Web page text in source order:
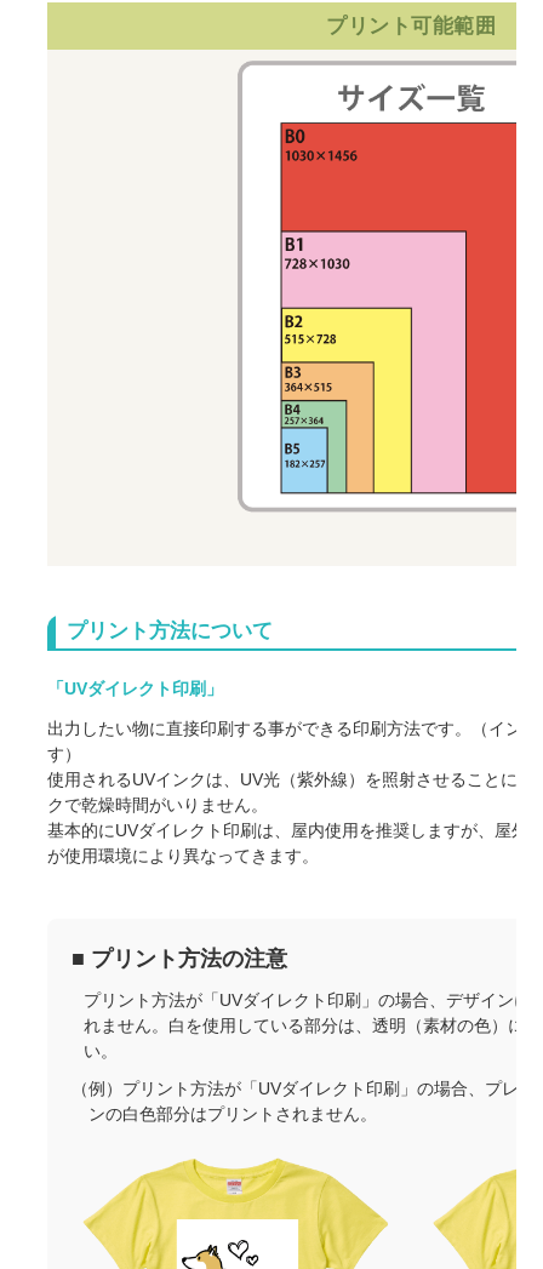
プリント可能範囲
プリント方法について
「UVダイレクト印刷」
出力したい物に直接印刷する事ができる印刷方法です。（イン
す）
使用されるUVインクは、UV光（紫外線）を照射させることに
クで乾燥時間がいりません。
基本的にUVダイレクト印刷は、屋内使用を推奨しますが、屋外
が使用環境により異なってきます。
■ プリント方法の注意
プリント方法が「UVダイレクト印刷」の場合、デザインに
れません。白を使用している部分は、透明（素材の色）に
い。
（例）プリント方法が「UVダイレクト印刷」の場合、プレ
ンの白色部分はプリントされません。